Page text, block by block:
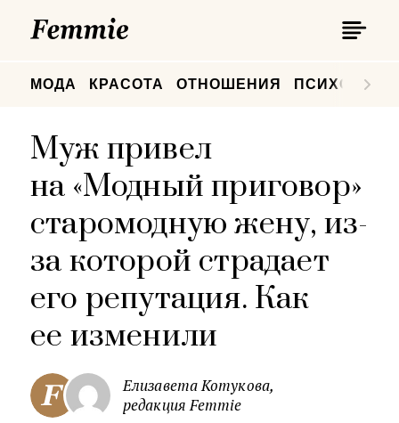
МОДА КРАСОТА ОТНОШЕНИЯ
Муж привел
на «Модный приговор»
старомодную жену, из-
за которой страдает
его репутация. Как
ее изменили
Елизавета Котукова,
редакция Femmie